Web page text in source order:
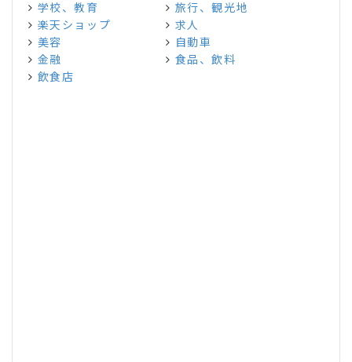
学校、教育
旅行、観光地
楽天ショップ
求人
美容
自動車
金融
食品、飲料
飲食店